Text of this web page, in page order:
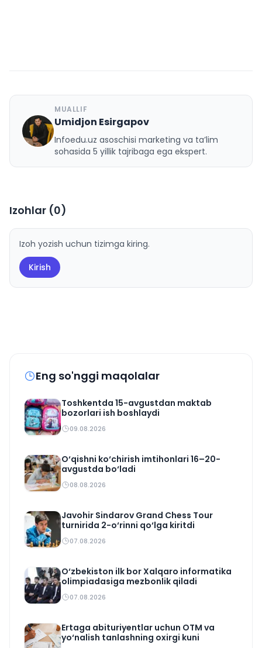
U
MUALLIF
Umidjon Esirgapov
Infoedu.uz asoschisi marketing va ta’lim
sohasida 5 yillik tajribaga ega ekspert.
Izohlar (0)
Izoh yozish uchun tizimga kiring.
Kirish
Eng so'nggi maqolalar
Toshkentda 15-avgustdan maktab
bozorlari ish boshlaydi
09.08.2026
O‘qishni ko‘chirish imtihonlari 16–20-
avgustda bo‘ladi
08.08.2026
Javohir Sindarov Grand Chess Tour
turnirida 2-o‘rinni qo‘lga kiritdi
07.08.2026
O‘zbekiston ilk bor Xalqaro informatika
olimpiadasiga mezbonlik qiladi
07.08.2026
Ertaga abituriyentlar uchun OTM va
yo‘nalish tanlashning oxirgi kuni